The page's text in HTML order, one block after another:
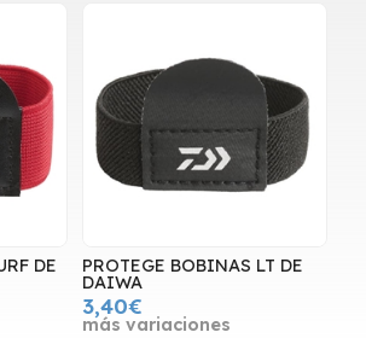
DE PROTEGE BOBINAS LT DE
DAIWA
3,40€
más variaciones